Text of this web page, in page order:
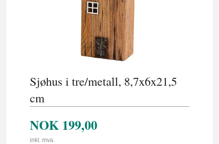
Sjøhus i tre/metall, 8,7x6x21,5
cm
NOK 199,00
inkl. mva.